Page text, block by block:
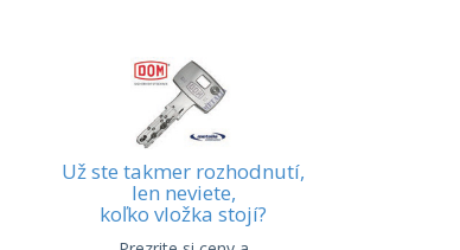
Už ste takmer rozhodnutí,
len neviete,
koľko vložka stojí?